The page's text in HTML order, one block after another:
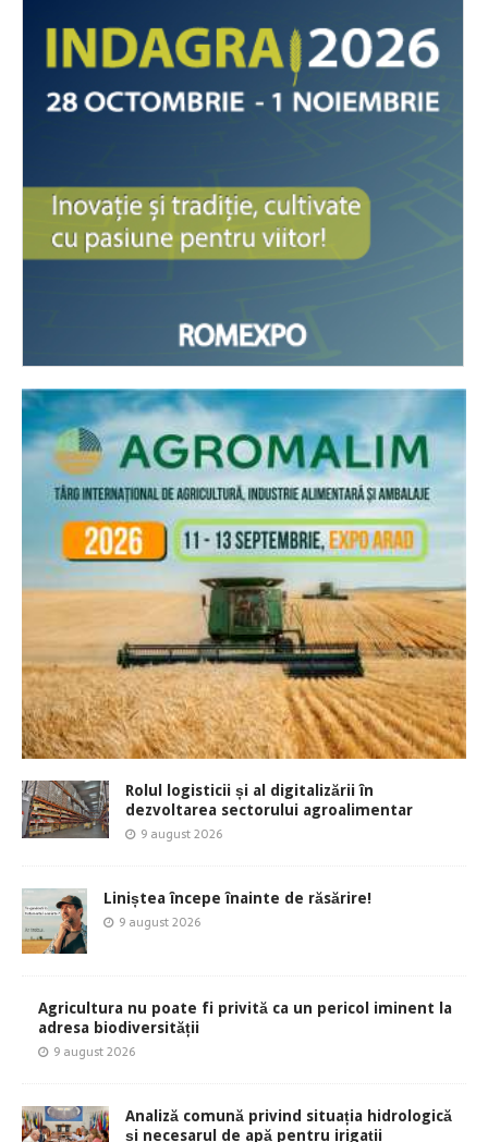
Rolul logisticii și al digitalizării în
dezvoltarea sectorului agroalimentar
9 august 2026
Liniștea începe înainte de răsărire!
9 august 2026
Agricultura nu poate fi privită ca un pericol iminent la
adresa biodiversității
9 august 2026
Analiză comună privind situația hidrologică
și necesarul de apă pentru irigații